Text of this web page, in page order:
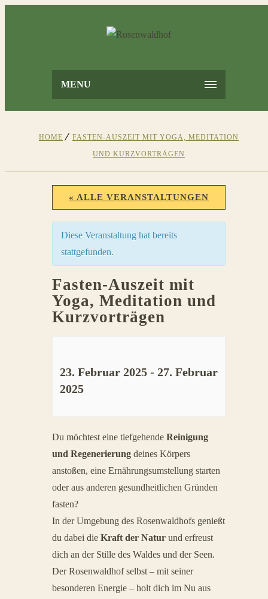
MENU
HOME
FASTEN-AUSZEIT MIT YOGA, MEDITATION
UND KURZVORTRÄGEN
« ALLE VERANSTALTUNGEN
Diese Veranstaltung hat bereits
stattgefunden.
Fasten-Auszeit mit
Yoga, Meditation und
Kurzvorträgen
23. Februar 2025 - 27. Februar
2025
Veranstaltung
Navigation
Du möchtest eine tiefgehende Reinigung
und Regenerierung deines Körpers
anstoßen, eine Ernährungsumstellung starten
oder aus anderen gesundheitlichen Gründen
fasten?
In der Umgebung des Rosenwaldhofs genießt
du dabei die Kraft der Natur und erfreust
dich an der Stille des Waldes und der Seen.
Der Rosenwaldhof selbst – mit seiner
besonderen Energie – holt dich im Nu aus